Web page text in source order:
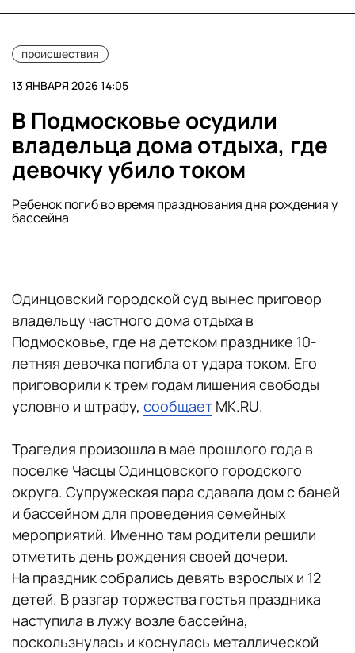
происшествия
13 ЯНВАРЯ 2026 14:05
В Подмосковье осудили
владельца дома отдыха, где
девочку убило током
Ребенок погиб во время празднования дня рождения у
бассейна
Одинцовский городской суд вынес приговор
владельцу частного дома отдыха в
Подмосковье, где на детском празднике 10-
летняя девочка погибла от удара током. Его
приговорили к трем годам лишения свободы
условно и штрафу, сообщает MK.RU.
Трагедия произошла в мае прошлого года в
поселке Часцы Одинцовского городского
округа. Супружеская пара сдавала дом с баней
и бассейном для проведения семейных
мероприятий. Именно там родители решили
отметить день рождения своей дочери.
На праздник собрались девять взрослых и 12
детей. В разгар торжества гостья праздника
наступила в лужу возле бассейна,
поскользнулась и коснулась металлической